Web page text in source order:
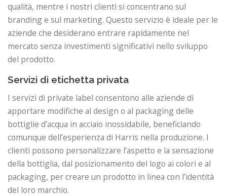
qualità, mentre i nostri clienti si concentrano sul
branding e sul marketing. Questo servizio è ideale per le
aziende che desiderano entrare rapidamente nel
mercato senza investimenti significativi nello sviluppo
del prodotto.
Servizi di etichetta privata
I servizi di private label consentono alle aziende di
apportare modifiche al design o al packaging delle
bottiglie d’acqua in acciaio inossidabile, beneficiando
comunque dell’esperienza di Harris nella produzione. I
clienti possono personalizzare l’aspetto e la sensazione
della bottiglia, dal posizionamento del logo ai colori e al
packaging, per creare un prodotto in linea con l’identità
del loro marchio.